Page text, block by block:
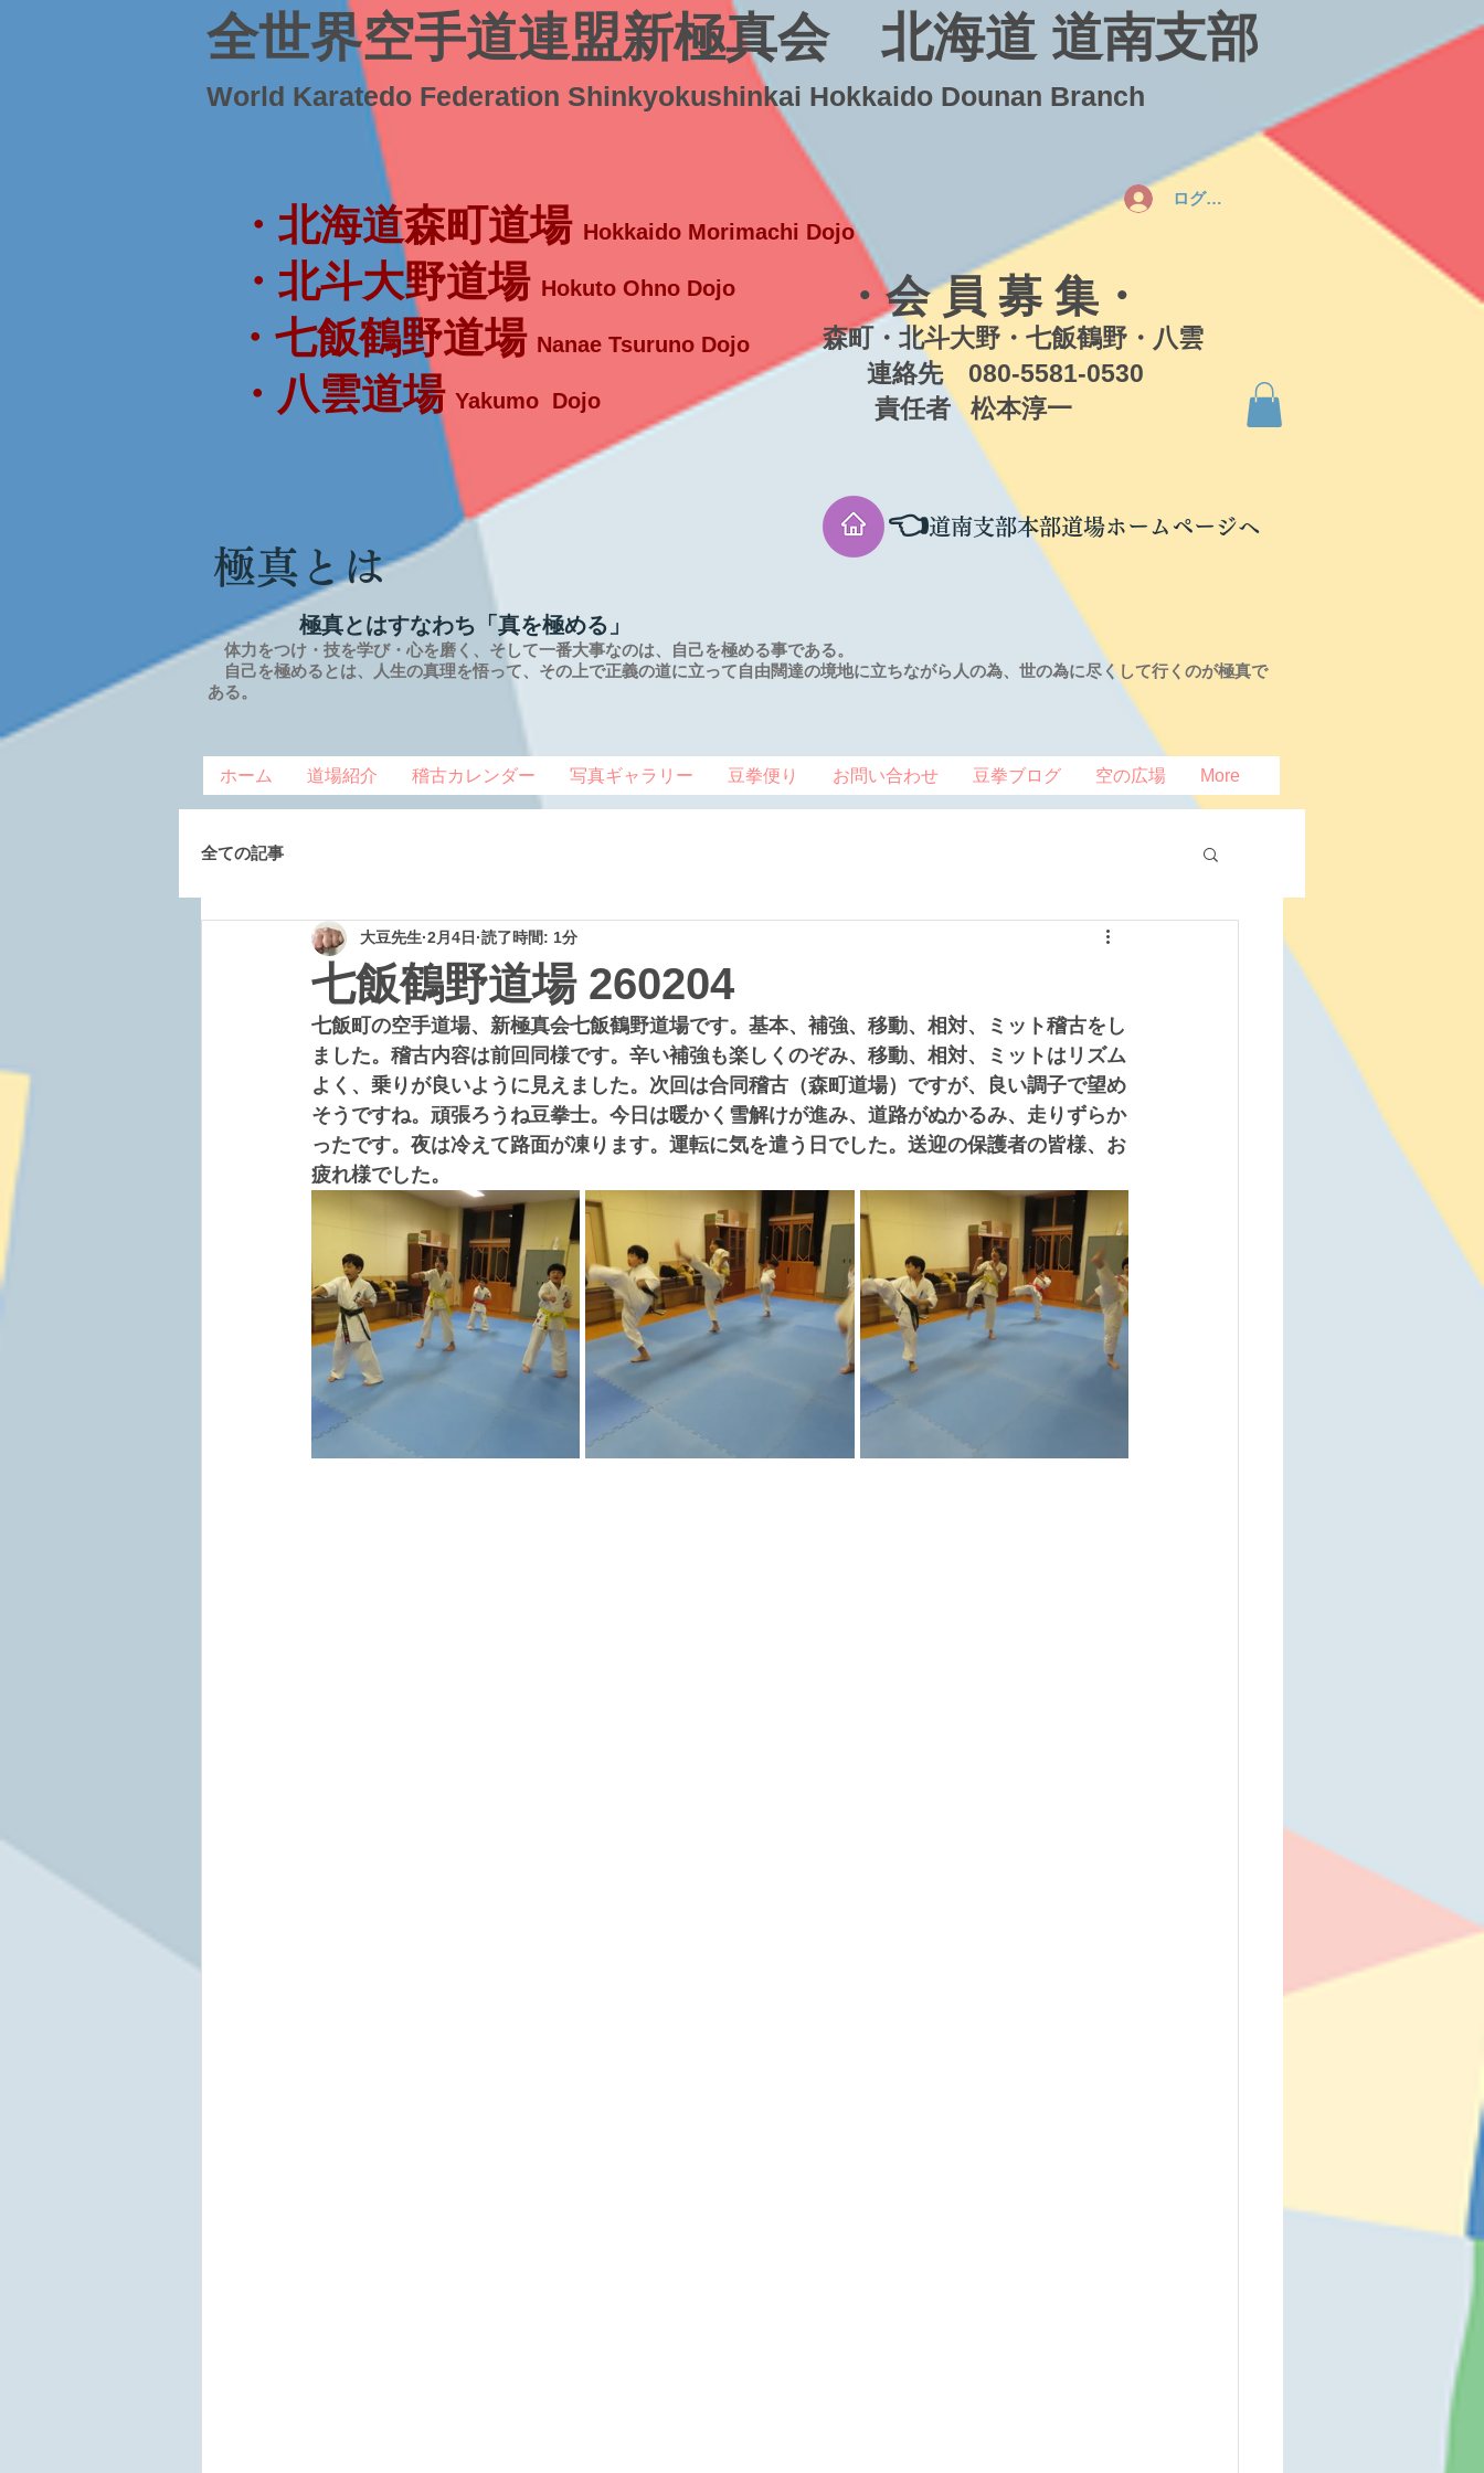
全世界空手道連盟新極真会 北海道 道南支部
World Karatedo Federation Shinkyokushinkai Hokkaido Dounan Branch
ログイン
・会 員 募 集・
森町・北斗大野・七飯鶴野・八雲
連絡先 080-5581-0530
責任者 松本淳一
・北海道森町道場 Hokkaido Morimachi Dojo
・北斗大野道場 Hokuto Ohno Dojo
・七飯鶴野道場 Nanae Tsuruno Dojo
・八雲道場 Yakumo Dojo
極真とは
👈道南支部本部道場ホームページへ
極真とはすなわち「真を極める」
体力をつけ・技を学び・心を磨く、そして一番大事なのは、自己を極める事である。
自己を極めるとは、
人生の真理を悟って、その上で正義の道に立って自由闊達の境地に立ちながら人の為、世の為に尽くして行くのが極真で
ある。
ホーム 道場紹介 稽古カレンダー 写真ギャラリー 豆拳便り お問い合わせ 豆拳ブログ 空の広場 More
全ての記事
七飯鶴野道場 260204
大豆先生 2月4日 読了時間: 1分
七飯町の空手道場、新極真会七飯鶴野道場です。基本、補強、移動、相対、ミット稽古をし
ました。稽古内容は前回同様です。辛い補強も楽しくのぞみ、移動、相対、ミットはリズム
よく、乗りが良いように見えました。次回は合同稽古（森町道場）ですが、良い調子で望め
そうですね。頑張ろうね豆拳士。今日は暖かく雪解けが進み、道路がぬかるみ、走りずらか
ったです。夜は冷えて路面が凍ります。運転に気を遣う日でした。送迎の保護者の皆様、お
疲れ様でした。